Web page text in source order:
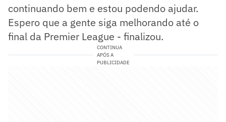
continuando bem e estou podendo ajudar.
Espero que a gente siga melhorando até o
final da Premier League - finalizou.
CONTINUA
APÓS A
PUBLICIDADE